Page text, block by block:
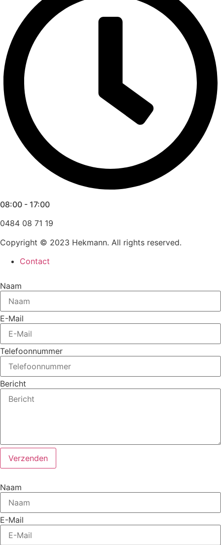
08:00 - 17:00
0484 08 71 19
Copyright © 2023 Hekmann. All rights reserved.
Contact
Naam
E-Mail
Telefoonnummer
Bericht
Verzenden
Naam
E-Mail